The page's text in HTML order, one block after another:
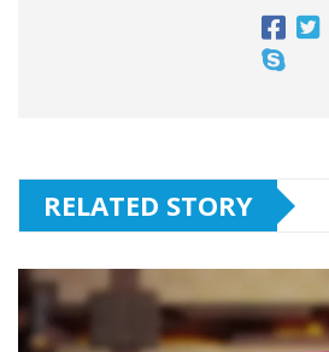
RELATED STORY